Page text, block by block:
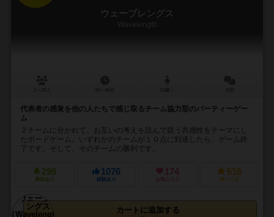
ウェーブレングス
Wavelength
代表者の感覚を他の人たちで感じ取るチーム協力型のパーティーゲー
ム
２チームに分かれて、お互いの考えを読んで競う共感性をテーマにし
たボードゲーム。いずれかのチームが１０点に到達したら、ゲーム終
了です。そして、そのチームの勝利です。
299
興味あり
1076
経験あり
174
お気に入り
516
持ってる
カートに追加する